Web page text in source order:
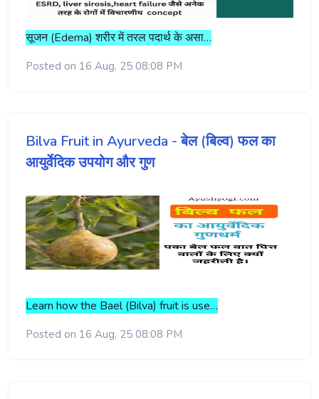
सूजन (Edema) शरीर में तरल पदार्थ के असा…
Posted on 16 Aug, 25 08:08 PM
Bilva Fruit in Ayurveda - बेल (बिल्व) फल का
आयुर्वेदिक उपयोग और गुण
Learn how the Bael (Bilva) fruit is use…
Posted on 16 Aug, 25 08:08 PM